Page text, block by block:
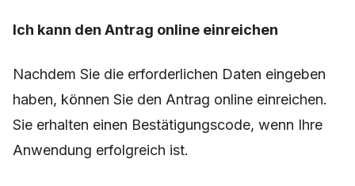
Ich kann den Antrag online einreichen
Nachdem Sie die erforderlichen Daten eingeben
haben, können Sie den Antrag online einreichen.
Sie erhalten einen Bestätigungscode, wenn Ihre
Anwendung erfolgreich ist.